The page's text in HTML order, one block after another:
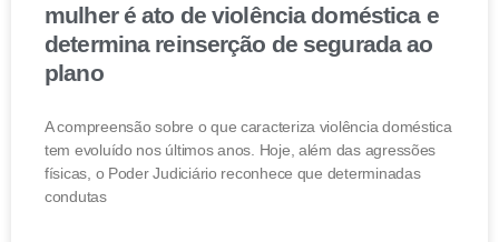
mulher é ato de violência doméstica e
determina reinserção de segurada ao
plano
A compreensão sobre o que caracteriza violência doméstica
tem evoluído nos últimos anos. Hoje, além das agressões
físicas, o Poder Judiciário reconhece que determinadas
condutas